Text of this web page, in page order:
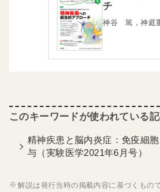
チ
神谷 篤，神庭
精神疾患と脳内炎症：免疫細
与（実験医学2021年6月号）
解説は発行当時の掲載内容に基づくもの